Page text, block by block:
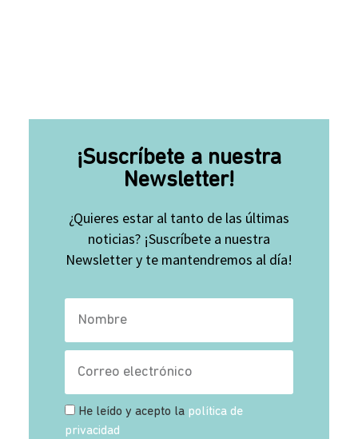
¡Suscríbete a nuestra
Newsletter!
¿Quieres estar al tanto de las últimas
noticias? ¡Suscríbete a nuestra
Newsletter y te mantendremos al día!
He leído y acepto la política de
privacidad